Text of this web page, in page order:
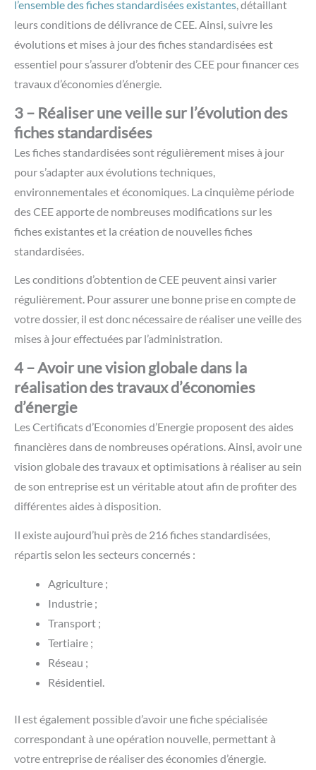
l’ensemble des fiches standardisées existantes , détaillant
leurs conditions de délivrance de CEE. Ainsi, suivre les
évolutions et mises à jour des fiches standardisées est
essentiel pour s’assurer d’obtenir des CEE pour financer ces
travaux d’économies d’énergie.
3 – Réaliser une veille sur l’évolution des
fiches standardisées
Les fiches standardisées sont régulièrement mises à jour
pour s’adapter aux évolutions techniques,
environnementales et économiques. La cinquième période
des CEE apporte de nombreuses modifications sur les
fiches existantes et la création de nouvelles fiches
standardisées.
Les conditions d’obtention de CEE peuvent ainsi varier
régulièrement. Pour assurer une bonne prise en compte de
votre dossier, il est donc nécessaire de réaliser une veille des
mises à jour effectuées par l’administration.
4 – Avoir une vision globale dans la
réalisation des travaux d’économies
d’énergie
Les Certificats d’Economies d’Energie proposent des aides
financières dans de nombreuses opérations. Ainsi, avoir une
vision globale des travaux et optimisations à réaliser au sein
de son entreprise est un véritable atout afin de profiter des
différentes aides à disposition.
Il existe aujourd’hui près de 216 fiches standardisées,
répartis selon les secteurs concernés :
Agriculture ;
Industrie ;
Transport ;
Tertiaire ;
Réseau ;
Résidentiel.
Il est également possible d’avoir une fiche spécialisée
correspondant à une opération nouvelle, permettant à
votre entreprise de réaliser des économies d’énergie.